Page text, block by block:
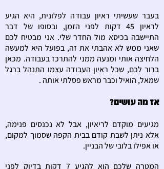
בעבר שעשיתי ראיון עבודה לפלונית, היא הגיע
לראיון 45 דקות לפני הזמן, ובסופו של דבר
התיישבה בכיסא מול החדר שלי. אני מבטיח לכם
שאני ממש לא אהבתי את זה, בפועל היא למעשה
הלחיצה אותי ומנעה ממני להתרכז בעבודה. מכאן
ברור לכם, שכל ראיון העבודה עצמו התנהל ברגל
שמאל, הואיל וכבר מראש פסלתי אותה .
אז מה עושים?
מגיעים מוקדם לריאיון, אבל לא נכנסים פנימה,
אלא ניתן לשבת קודם בבית הקפה שסמוך למקום,
או אפילו בלובי של הבניין.
המטרה שלכם הוא להגיע 7 דקות בדיוק לפני